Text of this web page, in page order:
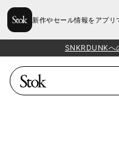
新作やセール情報をアプリ
SNKRDUNKへ